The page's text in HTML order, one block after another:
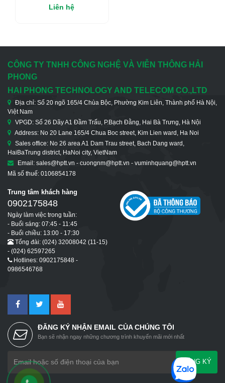
3ONEDATA Bộ Chuyển
Đổi Tín Hiệu 4 Cổng
Liên hệ
CÔNG TY TNHH CÔNG NGHỆ VÀ VIỄN THÔNG HẢI
PHONG
HAI PHONG TECHNOLOGY AND TELECOM CO.,LTD
Địa chỉ: Số 20 ngõ 165/4 Chùa Bộc, Phường Kim Liên, Thành phố Hà Nội,
Việt Nam
VPGD: Số 26 Dãy A1 Đầm Trấu, P.Bạch Đằng, Hai Bà Trưng, Hà Nội
Address: No 20 Lane 165/4 Chua Boc street, Kim Lien ward, Ha Noi
Sales office: No 26 area A1 Dam Trau street, Bach Dang ward,
HaiBaTrung district, HaNoi city, VietNam
Email: sales@hptt.vn - cuongnm@hptt.vn - vuminhquang@hptt.vn
Mã số thuế: 0106854178
Trung tâm khách hàng
0902175848
Ngày làm việc trong tuần:
- Buổi sáng: 07:45 - 11:45
- Buổi chiều: 13:00 - 17:30
Tổng đài: (024) 32008042 (11-15)
- (024) 62597265
Hotlines: 0902175848 -
0986546768
ĐĂNG KÝ NHẬN EMAIL CỦA CHÚNG TÔI
Bạn sẽ nhận ngay những chương trình khuyến mãi mới nhất
ĐĂNG KÝ